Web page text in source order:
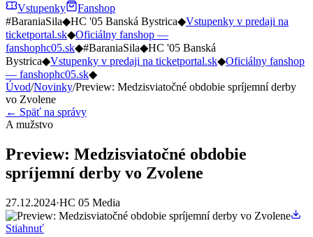
Vstupenky
Fanshop
#BaraniaSila◆HC '05 Banská Bystrica◆Vstupenky v predaji na
ticketportal.sk◆Oficiálny fanshop —
fanshophc05.sk◆#BaraniaSila◆HC '05 Banská
Bystrica◆Vstupenky v predaji na ticketportal.sk◆Oficiálny fanshop
— fanshophc05.sk◆
Úvod/Novinky/Preview: Medzisviatočné obdobie spríjemní derby
vo Zvolene
← Späť na správy
A mužstvo
Preview: Medzisviatočné obdobie
spríjemní derby vo Zvolene
27.12.2024·HC 05 Media
Stiahnuť